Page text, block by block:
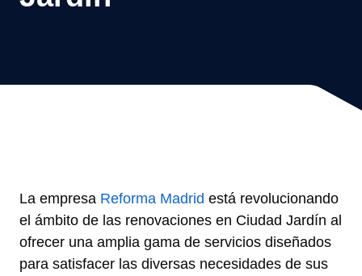
La empresa Reforma Madrid está revolucionando
el ámbito de las renovaciones en Ciudad Jardín al
ofrecer una amplia gama de servicios diseñados
para satisfacer las diversas necesidades de sus